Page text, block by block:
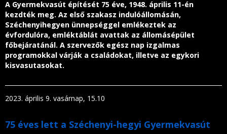
A Gyermekvasút építését 75 éve, 1948. április 11-én
kezdték meg. Az első szakasz indulóállomásán,
Széchenyihegyen ünnepséggel emlékeztek az
évfordulóra, emléktáblát avattak az állomásépület
főbejáratánál. A szervezők egész nap izgalmas
programokkal várják a családokat, illetve az egykori
kisvasutasokat.
2023. április 9. vasárnap, 15.10
75 éves lett a Széchenyi-hegyi Gyermekvasút